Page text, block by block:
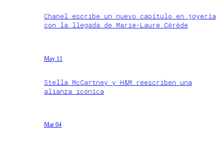
Chanel escribe un nuevo capítulo en joyería
con la llegada de Marie-Laure Cérède
May 11
Stella McCartney y H&M reescriben una
alianza icónica
Mar 04